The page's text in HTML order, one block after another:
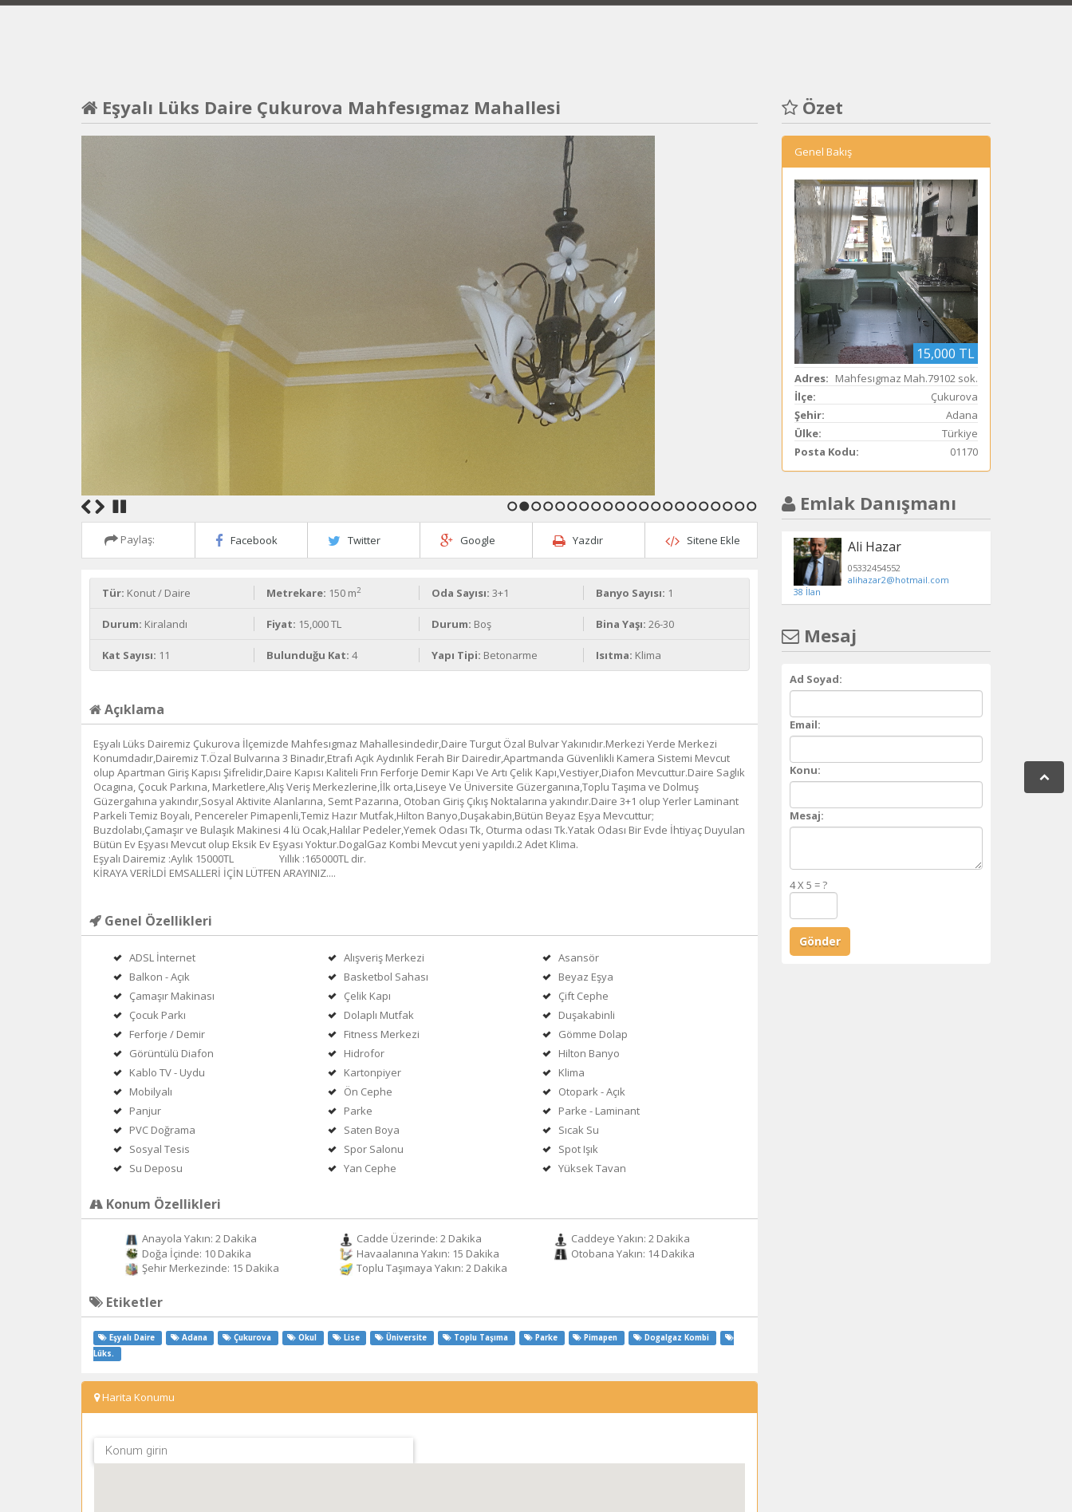
Eşyalı Lüks Daire Çukurova Mahfesıgmaz Mahallesi
Paylaş:
Facebook Twitter Google Yazdır Sitene Ekle
Tür: Konut / Daire Metrekare: 150 m2 Oda Sayısı: 3+1 Banyo Sayısı: 1
Durum: Kiralandı Fiyat: 15,000 TL Durum: Boş Bina Yaşı: 26-30
Kat Sayısı: 11 Bulunduğu Kat: 4 Yapı Tipi: Betonarme Isıtma: Klima
Açıklama
Eşyalı Lüks Dairemiz Çukurova İlçemizde Mahfesıgmaz Mahallesindedir,Daire Turgut Özal Bulvar Yakınıdır.Merkezi Yerde Merkezi
Konumdadır,Dairemiz T.Özal Bulvarına 3 Binadır,Etrafı Açık Aydınlık Ferah Bir Dairedir,Apartmanda Güvenlikli Kamera Sistemi Mevcut
olup Apartman Giriş Kapısı Şifrelidir,Daire Kapısı Kaliteli Frın Ferforje Demir Kapı Ve Artı Çelik Kapı,Vestiyer,Diafon Mevcuttur.Daire Saglık
Ocagına, Çocuk Parkına, Marketlere,Alış Veriş Merkezlerine,İlk orta,Liseye Ve Üniversite Güzerganına,Toplu Taşıma ve Dolmuş
Güzergahına yakındır,Sosyal Aktivite Alanlarına, Semt Pazarına, Otoban Giriş Çıkış Noktalarına yakındır.Daire 3+1 olup Yerler Laminant
Parkeli Temiz Boyalı, Pencereler Pimapenli,Temiz Hazır Mutfak,Hilton Banyo,Duşakabin,Bütün Beyaz Eşya Mevcuttur;
Buzdolabı,Çamaşır ve Bulaşık Makinesi 4 lü Ocak,Halılar Pedeler,Yemek Odası Tk, Oturma odası Tk.Yatak Odası Bir Evde İhtiyaç Duyulan
Bütün Ev Eşyası Mevcut olup Eksik Ev Eşyası Yoktur.DogalGaz Kombi Mevcut yeni yapıldı.2 Adet Klima.
Eşyalı Dairemiz :Aylık 15000TL Yıllık :165000TL dir.
KİRAYA VERİLDİ EMSALLERİ İÇİN LÜTFEN ARAYINIZ....
Genel Özellikleri
ADSL İnternet Alışveriş Merkezi
Asansör
Balkon - Açık
Basketbol Sahası
Beyaz Eşya
Çamaşır Makinası
Çelik Kapı
Çift Cephe
Çocuk Parkı
Dolaplı Mutfak
Duşakabinli
Ferforje / Demir
Fitness Merkezi
Gömme Dolap
Görüntülü Diafon
Hidrofor
Hilton Banyo
Kablo TV - Uydu
Kartonpiyer
Klima
Mobilyalı
Ön Cephe
Otopark - Açık
Panjur
Parke
Parke - Laminant
PVC Doğrama
Saten Boya
Sıcak Su
Sosyal Tesis
Spor Salonu
Spot Işık
Su Deposu
Yan Cephe Yüksek Tavan
Konum Özellikleri
Anayola Yakın: 2 Dakika Cadde Üzerinde: 2 Dakika
Caddeye Yakın: 2 Dakika
Doğa İçinde: 10 Dakika
Havaalanına Yakın: 15 Dakika
Otobana Yakın: 14 Dakika
Şehir Merkezinde: 15 Dakika
Toplu Taşımaya Yakın: 2 Dakika
Etiketler
Eşyalı Daire Adana Çukurova Okul Lise Üniversite Toplu Taşıma Parke Pimapen
Dogalgaz Kombi
Lüks.
Harita Konumu
Özet
Genel Bakış
15,000 TL
Adres: Mahfesıgmaz Mah.79102 sok.
İlçe:
Çukurova
Şehir:
Adana
Ülke:
Türkiye
Posta Kodu:
01170
Emlak Danışmanı
Ali Hazar
05332454552
alihazar2@hotmail.com
38 İlan
Mesaj
Ad Soyad:
Email:
Konu:
Mesaj:
4 X 5 = ?
Gönder